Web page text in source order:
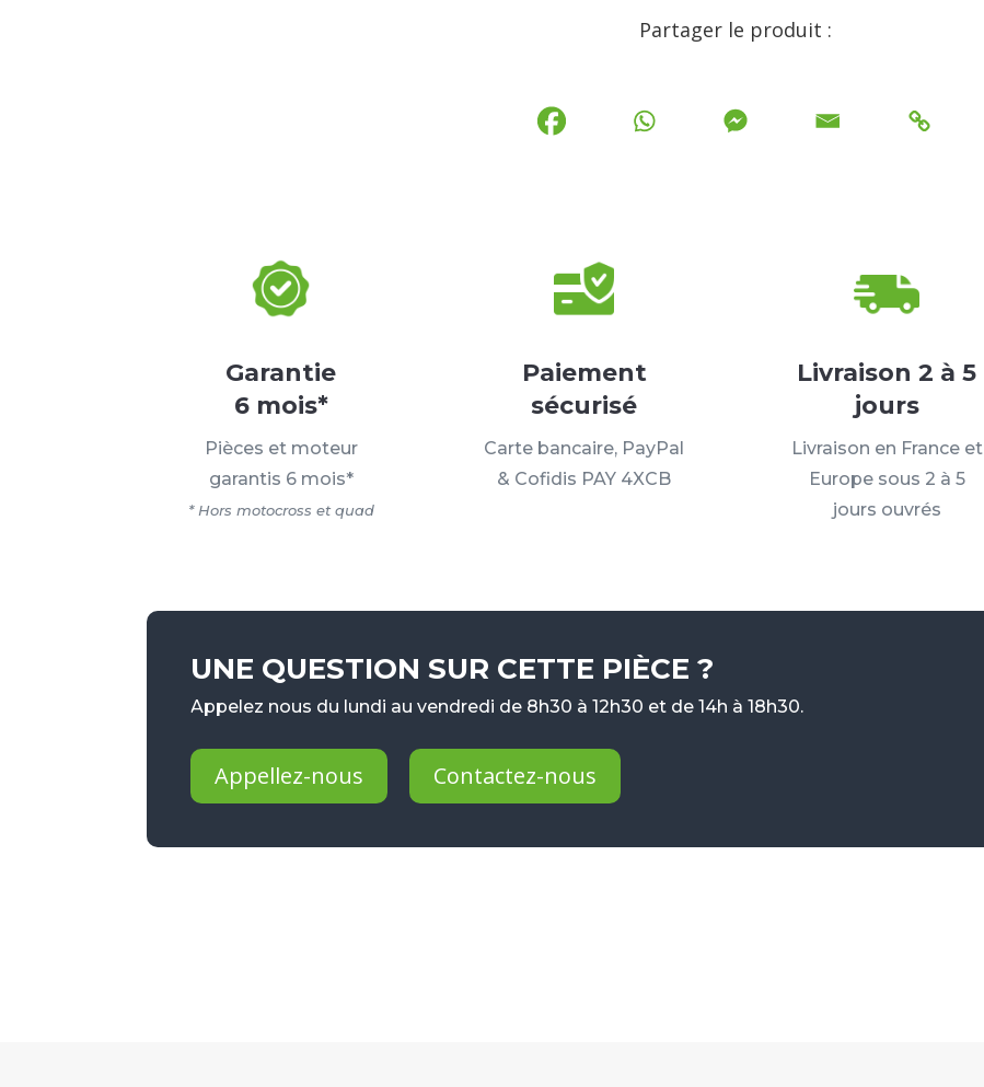
Partager le produit :
Garantie
6 mois*
Pièces et moteur
garantis 6 mois*
* Hors motocross et quad
Paiement
sécurisé
Carte bancaire, PayPal
& Cofidis PAY 4XCB
Livraison 2 à 5
jours
Livraison en France et
Europe sous 2 à 5
jours ouvrés
UNE QUESTION SUR CETTE PIÈCE ?
Appelez nous du lundi au vendredi de 8h30 à 12h30 et de 14h à 18h30.
Appellez-nous Contactez-nous